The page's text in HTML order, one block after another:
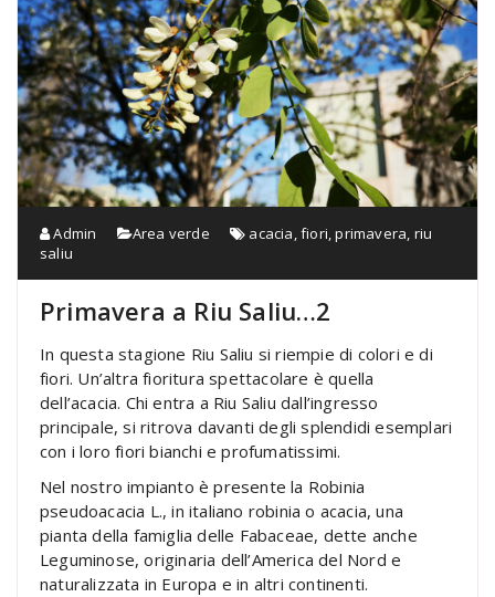
Admin Area verde acacia,fiori,primavera, riu
saliu
Primavera a Riu Saliu…2
In questa stagione Riu Saliu si riempie di colori e di
fiori. Un’altra fioritura spettacolare è quella
dell’acacia. Chi entra a Riu Saliu dall’ingresso
principale, si ritrova davanti degli splendidi esemplari
con i loro fiori bianchi e profumatissimi.
Nel nostro impianto è presente la Robinia
pseudoacacia L., in italiano robinia o acacia, una
pianta della famiglia delle Fabaceae, dette anche
Leguminose, originaria dell’America del Nord e
naturalizzata in Europa e in altri continenti.